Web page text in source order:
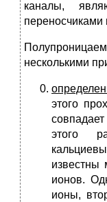
каналы,
переносчиками
несколькими
этого
этого
известны
ионов.
ионы,